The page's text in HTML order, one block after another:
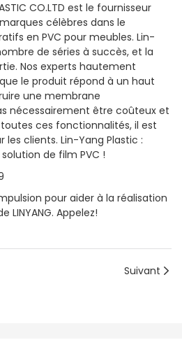
CO.LTD est le fournisseur
célèbres dans le
en PVC pour meubles. Lin-
de séries à succès, et la
Nos experts hautement
le produit répond à un haut
une membrane
nécessairement être coûteux et
ces fonctionnalités, il est
clients. Lin-Yang Plastic :
de film PVC !
pour aider à la réalisation
Appelez!
Suivant